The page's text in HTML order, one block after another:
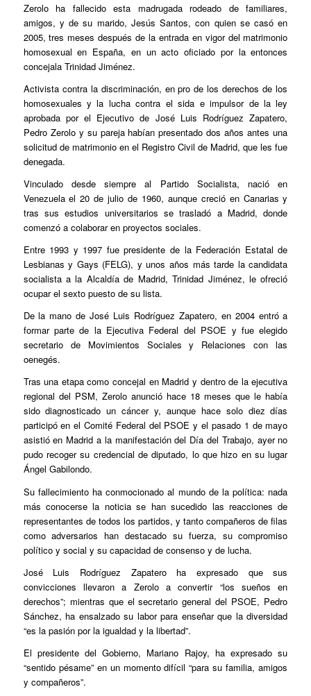
Zerolo ha fallecido esta madrugada rodeado de familiares,
amigos, y de su marido, Jesús Santos, con quien se casó en
2005, tres meses después de la entrada en vigor del matrimonio
homosexual en España, en un acto oficiado por la entonces
concejala Trinidad Jiménez.
Activista contra la discriminación, en pro de los derechos de los
homosexuales y la lucha contra el sida e impulsor de la ley
aprobada por el Ejecutivo de José Luis Rodríguez Zapatero,
Pedro Zerolo y su pareja habían presentado dos años antes una
solicitud de matrimonio en el Registro Civil de Madrid, que les fue
denegada.
Vinculado desde siempre al Partido Socialista, nació en
Venezuela el 20 de julio de 1960, aunque creció en Canarias y
tras sus estudios universitarios se trasladó a Madrid, donde
comenzó a colaborar en proyectos sociales.
Entre 1993 y 1997 fue presidente de la Federación Estatal de
Lesbianas y Gays (FELG), y unos años más tarde la candidata
socialista a la Alcaldía de Madrid, Trinidad Jiménez, le ofreció
ocupar el sexto puesto de su lista.
De la mano de José Luis Rodríguez Zapatero, en 2004 entró a
formar parte de la Ejecutiva Federal del PSOE y fue elegido
secretario de Movimientos Sociales y Relaciones con las
oenegés.
Tras una etapa como concejal en Madrid y dentro de la ejecutiva
regional del PSM, Zerolo anunció hace 18 meses que le había
sido diagnosticado un cáncer y, aunque hace solo diez días
participó en el Comité Federal del PSOE y el pasado 1 de mayo
asistió en Madrid a la manifestación del Día del Trabajo, ayer no
pudo recoger su credencial de diputado, lo que hizo en su lugar
Ángel Gabilondo.
Su fallecimiento ha conmocionado al mundo de la política: nada
más conocerse la noticia se han sucedido las reacciones de
representantes de todos los partidos, y tanto compañeros de filas
como adversarios han destacado su fuerza, su compromiso
político y social y su capacidad de consenso y de lucha.
José Luis Rodríguez Zapatero ha expresado que sus
convicciones llevaron a Zerolo a convertir “los sueños en
derechos”; mientras que el secretario general del PSOE, Pedro
Sánchez, ha ensalzado su labor para enseñar que la diversidad
“es la pasión por la igualdad y la libertad”.
El presidente del Gobierno, Mariano Rajoy, ha expresado su
“sentido pésame” en un momento difícil “para su familia, amigos
y compañeros”.